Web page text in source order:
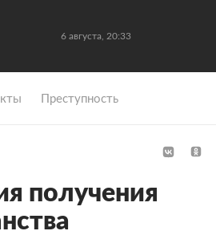
6 августа, 20:33
Преступность
получения